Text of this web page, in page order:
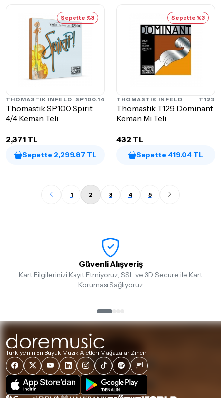
Sepette %3
THOMASTIK INFELD SP100.14
Thomastik SP100 Spirit
4/4 Keman Teli
2,371 TL
Sepette 2,299.87 TL
Sepette %3
THOMASTIK INFELD T129
Thomastik T129 Dominant
Keman Mi Teli
432 TL
Sepette 419.04 TL
1 2 3 4 5
Güvenli Alışveriş
Kart Bilgilerinizi Kayıt Etmiyoruz, SSL ve 3D Secure ile Kart
Koruması Sağlıyoruz
Türkiye'nin En Büyük Müzik Aletleri Mağazalar Zinciri